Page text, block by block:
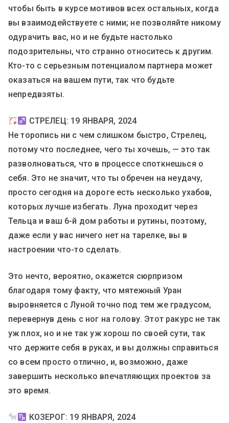
чтобы быть в курсе мотивов всех остальных, когда
вы взаимодействуете с ними; не позволяйте никому
одурачить вас, но и не будьте настолько
подозрительны, что странно относитесь к другим.
Кто-то с серьезным потенциалом партнера может
оказаться на вашем пути, так что будьте
непредвзяты.
СТРЕЛЕЦ: 19 ЯНВАРЯ, 2024
Не торопись ни с чем слишком быстро, Стрелец,
потому что последнее, чего ты хочешь, — это так
разволноваться, что в процессе споткнешься о
себя. Это не значит, что ты обречен на неудачу,
просто сегодня на дороге есть несколько ухабов,
которых лучше избегать. Луна проходит через
Тельца и ваш 6-й дом работы и рутины, поэтому,
даже если у вас ничего нет на тарелке, вы в
настроении что-то сделать.
Это нечто, вероятно, окажется сюрпризом
благодаря тому факту, что мятежный Уран
выровняется с Луной точно под тем же градусом,
перевернув день с ног на голову. Этот ракурс не так
уж плох, но и не так уж хорош по своей сути, так
что держите себя в руках, и вы должны справиться
со всем просто отлично, и, возможно, даже
завершить несколько впечатляющих проектов за
это время.
КОЗЕРОГ: 19 ЯНВАРЯ, 2024